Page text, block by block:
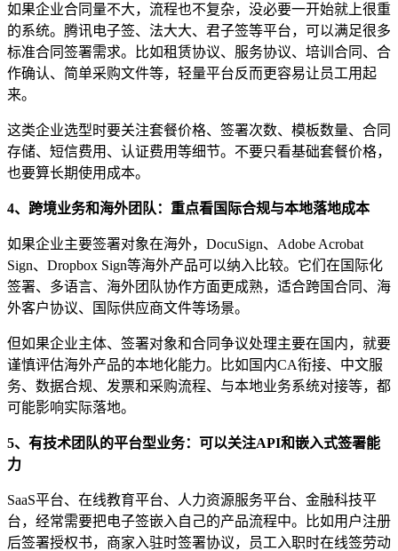
如果企业合同量不大，流程也不复杂，没必要一开始就上很重
的系统。腾讯电子签、法大大、君子签等平台，可以满足很多
标准合同签署需求。比如租赁协议、服务协议、培训合同、合
作确认、简单采购文件等，轻量平台反而更容易让员工用起
来。
这类企业选型时要关注套餐价格、签署次数、模板数量、合同
存储、短信费用、认证费用等细节。不要只看基础套餐价格，
也要算长期使用成本。
4、跨境业务和海外团队：重点看国际合规与本地落地成本
如果企业主要签署对象在海外，DocuSign、Adobe Acrobat
Sign、Dropbox Sign等海外产品可以纳入比较。它们在国际化
签署、多语言、海外团队协作方面更成熟，适合跨国合同、海
外客户协议、国际供应商文件等场景。
但如果企业主体、签署对象和合同争议处理主要在国内，就要
谨慎评估海外产品的本地化能力。比如国内CA衔接、中文服
务、数据合规、发票和采购流程、与本地业务系统对接等，都
可能影响实际落地。
5、有技术团队的平台型业务：可以关注API和嵌入式签署能
力
SaaS平台、在线教育平台、人力资源服务平台、金融科技平
台，经常需要把电子签嵌入自己的产品流程中。比如用户注册
后签署授权书，商家入驻时签署协议，员工入职时在线签劳动